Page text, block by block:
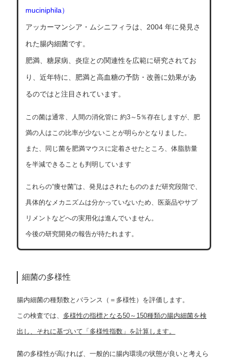
muciniphila）
アッカーマンシア・ムシニフィラは、2004 年に発見さ
れた腸内細菌です。
肥満、糖尿病、炎症との関連性を広範に研究されてお
り、近年特に、肥満と高血糖の予防・改善に効果があ
るのではと注目されています。
この菌は通常、人間の消化管に 約3～5％存在しますが、肥
満の人はこの比率が少ないことが明らかとなりました。
また、同じ菌を肥満マウスに定着させたところ、体脂肪量
を半減できることも判明しています
これらの“痩せ菌”は、発見はされたもののまだ研究段階で、
具体的なメカニズムは分かっていないため、医薬品やサプ
リメントなどへの実用化は進んでいません。
今後の研究開発の報告が待たれます。
細菌の多様性
腸内細菌の種類数とバランス（＝多様性）を評価します。
この検査では、 多様性の指標となる50～150種類の腸内細菌を検
出し、それに基づいて「多様性指数」を計算します。
菌の多様性が高ければ、一般的に腸内環境の状態が良いと考えら